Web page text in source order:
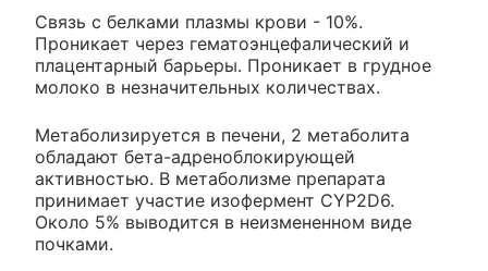
Связь с белками плазмы крови - 10%.
Проникает через гематоэнцефалический и
плацентарный барьеры. Проникает в грудное
молоко в незначительных количествах.
Метаболизируется в печени, 2 метаболита
обладают бета-адреноблокирующей
активностью. В метаболизме препарата
принимает участие изофермент CYP2D6.
Около 5% выводится в неизмененном виде
почками.